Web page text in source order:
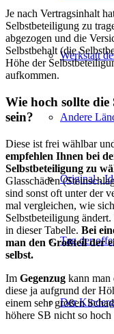
Werkstatt
Andere
Original-,
Tag der
Der
Je nach Vertragsinhalt
Selbstbeteiligung zu
abgezogen und die
Selbstbehalt (die
Höhe der
aufkommen.
Wie hoch sollte
sein?
Diese ist frei wählbar
empfehlen Ihnen bei
Selbstbeteiligung zu
Glasschäden
sind sonst oft unter der
mal vergleichen, wie
Selbstbeteiligung
in dieser Tabelle. Bei
man den Großteil der
selbst.
Im Gegenzug kann man
diese ja aufgrund der
einem sehr großen
höhere SB nicht so